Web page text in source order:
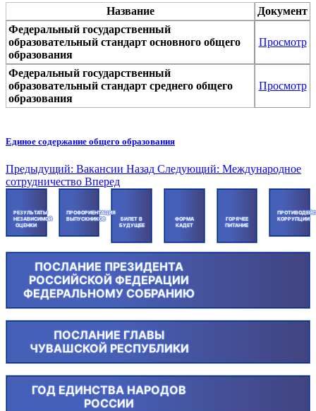
Название
Документ
Федеральный государственный
образовательный стандарт основного общего
образования
Просмотр
Федеральный государственный
образовательный стандарт среднего общего
образования
Просмотр
Единое содержание общего образования
Предыдущий: Вакансии Назад Следующий: Международное
сотрудничество Вперед
РЕЗУЛЬТАТЫ
НЕЗАВИСИМОЙ
ОЦЕНКИ
ПРОФОРИЕНТАЦИЯ
ВЫПУСКНИКОВ
БИЛЕТ В
БУДУЩЕЕ
ФОРМА
КАДЕТ
ГОРЯЧЕЕ
ПИТАНИЕ
КОРРУПЦИИ
ПОСЛАНИЕ ПРЕЗИДЕНТА
РОССИЙСКОЙ ФЕДЕРАЦИИ
ФЕДЕРАЛЬНОМУ СОБРАНИЮ
ПОСЛАНИЕ ГЛАВЫ
ЧУВАШСКОЙ РЕСПУБЛИКИ
ГОД ЕДИНСТВА НАРОДОВ
РОССИИ